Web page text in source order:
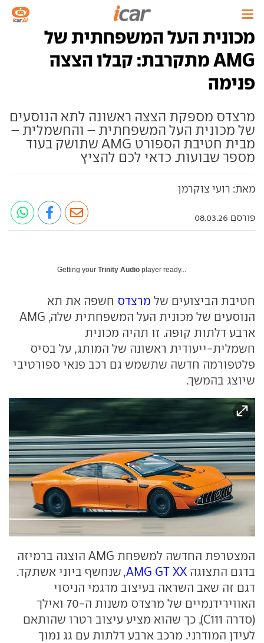
מכונית העל המשפחתית של
AMG מתקרבת: קבלו הצצה
פנימה
מרצדס מספקת הצצה ראשונה לתא הנוסעים
של מכונית העל המשפחתית – והחשמלית –
מבית חטיבת הספורט AMG שתושק בעוד
מספר שבועות. כדאי לכם להציץ
מאת: רועי צוקרמן
פורסם 08.03.26
Getting your Trinity Audio player ready...
חטיבת הביצועים של מרצדס חשפה את תא
הנוסעים של מכונית העל המשפחתית שלה, AMG
ארבע דלתות קופה. זו תהיה מכונית
חשמלית-ייעודית ראשונה של המותג, על בסיס
פלטפורמה חדשה שתשמש גם רכב פנאי ספורטיבי
שיוצג בהמשך.
המצטרפת החדשה למשפחת AMG הוצגה ברמיזה
בדגם התצוגה
, שנחשף ביוני אשתקד.
דגם זה שאב השראה בעיצוב מדגמי הניסוי
האווירידנמיים של מרצדס משנות ה-70 ואילך
(סדרה C111), כך שהוא מציע עיצוב רטרו שהותאם
לעידן המודרני. מרכב ארבע דלתות עם גג נמוך